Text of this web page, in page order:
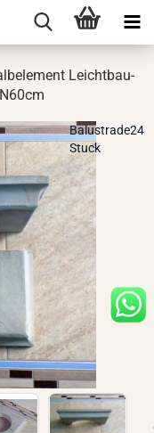
Leicht­bau­
Balustrade24
Stuck